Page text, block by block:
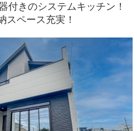
付きのシステムキッチン！
スペース充実！